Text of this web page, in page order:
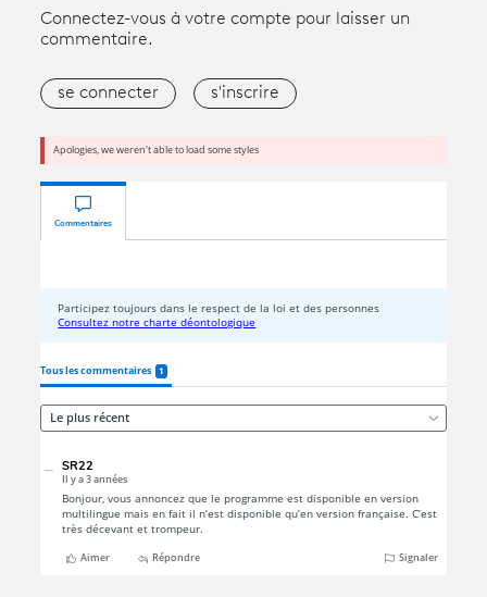
Connectez-vous à votre compte pour laisser un
commentaire.
se connecter s'inscrire